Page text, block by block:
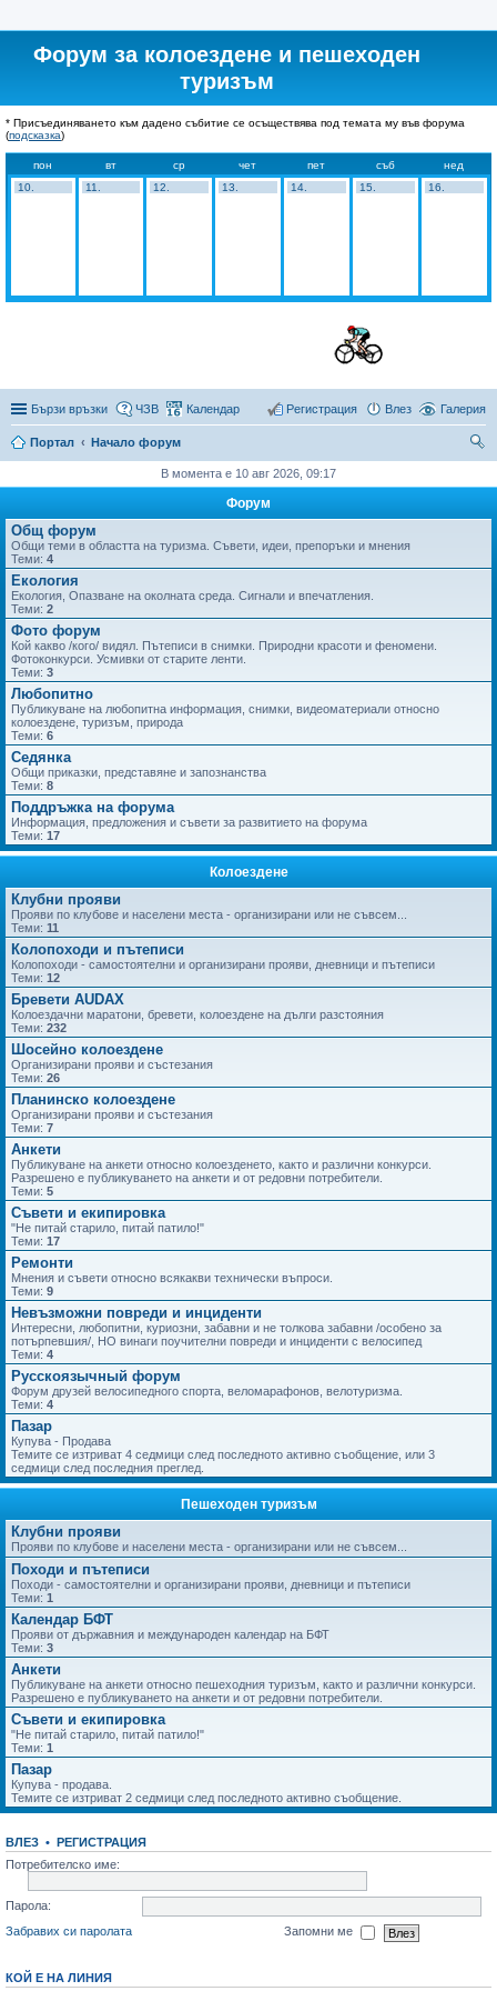
Форум за колоездене и пешеходен
туризъм
* Присъединяването към дадено събитие се осъществява под темата му във форума
(подсказка)
пон вт ср чет пет съб
нед
10.
11. 12. 13. 14. 15. 16.
Бързи връзки Галерия
ЧЗВ Календар Влез
Регистрация
Портал
Начало форум
не
В момента е 10 авг 2026, 09:17
Форум
Общ форум
Общи теми в областта на туризма. Съвети, идеи, препоръки и мнения
Теми: 4
Екология
Екология, Опазване на околната среда. Сигнали и впечатления.
Теми: 2
Фото форум
Кой какво /кого/ видял. Пътеписи в снимки. Природни красоти и феномени.
Фотоконкурси. Усмивки от старите ленти.
Теми: 3
Любопитно
Публикуване на любопитна информация, снимки, видеоматериали относно
колоездене, туризъм, природа
Теми: 6
Седянка
Общи приказки, представяне и запознанства
Теми: 8
Поддръжка на форума
Информация, предложения и съвети за развитието на форума
Теми: 17
Колоездене
Клубни прояви
Прояви по клубове и населени места - организирани или не съвсем...
Теми: 11
Колопоходи и пътеписи
Колопоходи - самостоятелни и организирани прояви, дневници и пътеписи
Теми: 12
Бревети AUDAX
Колоездачни маратони, бревети, колоездене на дълги разстояния
Теми: 232
Шосейно колоездене
Организирани прояви и състезания
Теми: 26
Планинско колоездене
Организирани прояви и състезания
Теми: 7
Анкети
Публикуване на анкети относно колоезденето, както и различни конкурси.
Разрешено е публикуването на анкети и от редовни потребители.
Теми: 5
Съвети и екипировка
"Не питай старило, питай патило!"
Теми: 17
Ремонти
Мнения и съвети относно всякакви технически въпроси.
Теми: 9
Невъзможни повреди и инциденти
Интересни, любопитни, куриозни, забавни и не толкова забавни /особено за
потърпевшия/, НО винаги поучителни повреди и инциденти с велосипед
Теми: 4
Русскоязычный форум
Форум друзей велосипедного спорта, веломарафонов, велотуризма.
Теми: 4
Пазар
Купува - Продава
Темите се изтриват 4 седмици след последното активно съобщение, или 3
седмици след последния преглед.
Пешеходен туризъм
Клубни прояви
Прояви по клубове и населени места - организирани или не съвсем...
Походи и пътеписи
Походи - самостоятелни и организирани прояви, дневници и пътеписи
Теми: 1
Календар БФТ
Прояви от държавния и международен календар на БФТ
Теми: 3
Анкети
Публикуване на анкети относно пешеходния туризъм, както и различни конкурси.
Разрешено е публикуването на анкети и от редовни потребители.
Съвети и екипировка
"Не питай старило, питай патило!"
Теми: 1
Пазар
Купува - продава.
Темите се изтриват 2 седмици след последното активно съобщение.
ВЛЕЗ • РЕГИСТРАЦИЯ
Потребителско име:
Парола:
Забравих си паролата
Запомни ме
КОЙ Е НА ЛИНИЯ